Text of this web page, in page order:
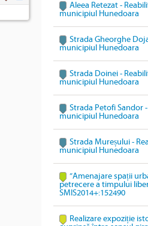
Aleea Retezat -
municipiul Hunedoara
Strada Gheorghe
municipiul Hunedoara
Strada Doinei -
municipiul Hunedoara
Strada Petofi Sandor
municipiul Hunedoara
Strada Mureșului -
municipiul Hunedoara
”Amenajare spații
petrecere a timpului
SMIS2014+:152490
Realizare expoziție